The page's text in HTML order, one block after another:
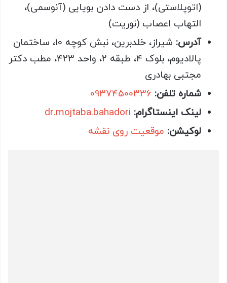
(اتوپلاستی)، از دست دادن بویایی (آنوسمی)،
التهاب اعصاب (نوریت)
آدرس:
شیراز، خلدبرین، نبش کوچه 10، ساختمان
پالادیوم، بلوک 4، طبقه 2، واحد 423، مطب دکتر
مجتبی بهادری
شماره تلفن: 09374500336
لینک اینستاگرام: dr.mojtaba.bahadori
لوکیشن: موقعیت روی نقشه